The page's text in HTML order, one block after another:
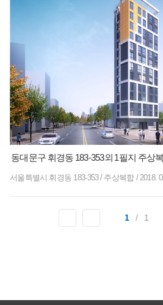
동대문구 휘경동 183-353외 1필지 주상
서울특별시 휘경동 183-353/ 주상복합 /2018.
1 / 1